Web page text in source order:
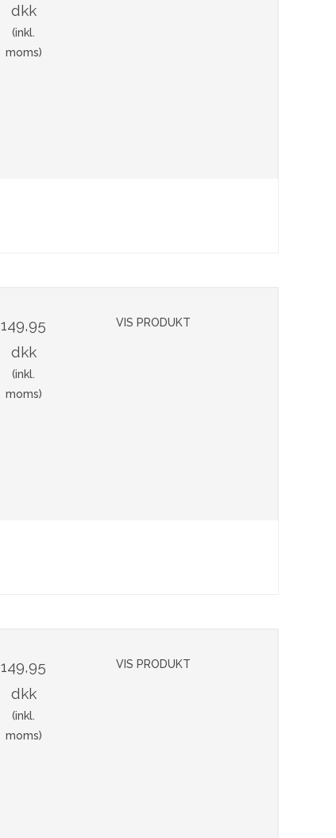
dkk
(inkl.
moms)
149,95
dkk
(inkl.
moms)
VIS PRODUKT
149,95
dkk
(inkl.
moms)
VIS PRODUKT